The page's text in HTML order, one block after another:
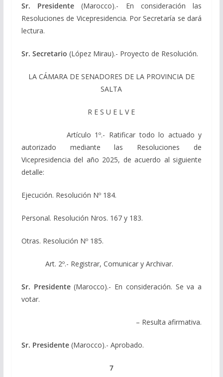
Sr. Presidente(Marocco).- En consideración las
Resoluciones de Vicepresidencia. Por Secretaría se dará
lectura.
Sr. Secretario (López Mirau).- Proyecto de Resolución.
LA CÁMARA DE SENADORES DE LA PROVINCIA DE
SALTA
R E S U E L V E
Artículo 1º.- Ratificar todo lo actuado y
autorizado mediante las Resoluciones de
Vicepresidencia del año 2025, de acuerdo al siguiente
detalle:
Ejecución. Resolución Nº 184.
Personal. Resolución Nros. 167 y 183.
Otras. Resolución Nº 185.
Art. 2º.- Registrar, Comunicar y Archivar.
Sr. Presidente(Marocco).- En consideración. Se va a
votar.
– Resulta afirmativa.
Sr. Presidente(Marocco).- Aprobado.
7